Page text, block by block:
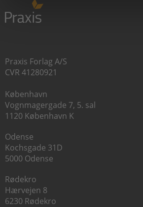
Praxis Forlag A/S
CVR 41280921
København
Vognmagergade 7, 5. sal
1120 København K
Odense
Kochsgade 31D
5000 Odense
Rødekro
Hærvejen 8
6230 Rødekro